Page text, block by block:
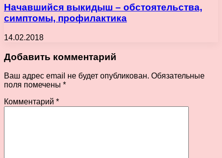
Начавшийся выкидыш – обстоятельства,
симптомы, профилактика
14.02.2018
Добавить комментарий
Ваш адрес email не будет опубликован. Обязательные
поля помечены *
Комментарий *